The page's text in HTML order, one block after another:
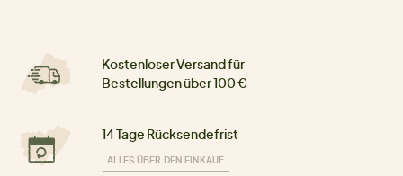
Kostenloser Versand für
Bestellungen über 100 €
14 Tage Rücksendefrist
ALLES ÜBER DEN EINKAUF